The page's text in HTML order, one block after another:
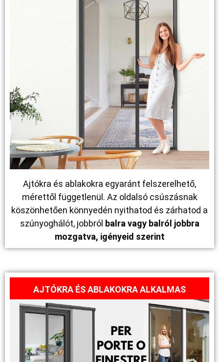
Ajtókra és ablakokra egyaránt felszerelhető,
mérettől függetlenül. Az oldalsó csúszásnak
köszönhetően könnyedén nyithatod és zárhatod a
szúnyoghálót, jobbról balra vagy balról jobbra
mozgatva, igényeid szerint
AJTÓKRA ÉS ABLAKOKRA ALKALMAS